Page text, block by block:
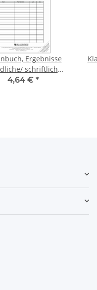
Ergebnisse
schriftliche
Leistungen, blau
4,64 € *